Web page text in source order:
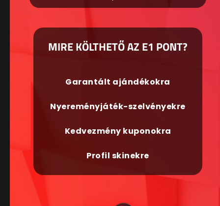
MIRE KÖLTHETŐ AZ E1 PONT?
Garantált ajándékokra
Nyereményjáték-szelvényekre
Kedvezmény kuponokra
Profil skinekre